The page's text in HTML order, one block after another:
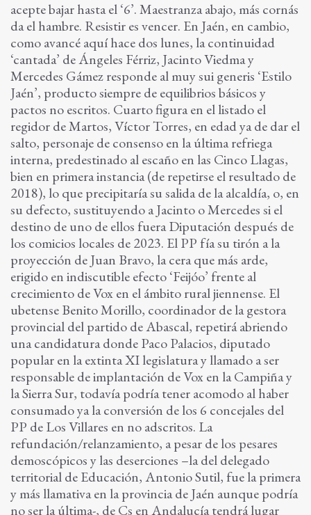
acepte bajar hasta el ‘6’. Maestranza abajo, más cornás
da el hambre. Resistir es vencer. En Jaén, en cambio,
como avancé aquí hace dos lunes, la continuidad
‘cantada’ de Ángeles Férriz, Jacinto Viedma y
Mercedes Gámez responde al muy sui generis ‘Estilo
Jaén’, producto siempre de equilibrios básicos y
pactos no escritos. Cuarto figura en el listado el
regidor de Martos, Víctor Torres, en edad ya de dar el
salto, personaje de consenso en la última refriega
interna, predestinado al escaño en las Cinco Llagas,
bien en primera instancia (de repetirse el resultado de
2018), lo que precipitaría su salida de la alcaldía, o, en
su defecto, sustituyendo a Jacinto o Mercedes si el
destino de uno de ellos fuera Diputación después de
los comicios locales de 2023. El PP fía su tirón a la
proyección de Juan Bravo, la cera que más arde,
erigido en indiscutible efecto ‘Feijóo’ frente al
crecimiento de Vox en el ámbito rural jiennense. El
ubetense Benito Morillo, coordinador de la gestora
provincial del partido de Abascal, repetirá abriendo
una candidatura donde Paco Palacios, diputado
popular en la extinta XI legislatura y llamado a ser
responsable de implantación de Vox en la Campiña y
la Sierra Sur, todavía podría tener acomodo al haber
consumado ya la conversión de los 6 concejales del
PP de Los Villares en no adscritos. La
refundación/relanzamiento, a pesar de los pesares
demoscópicos y las deserciones –la del delegado
territorial de Educación, Antonio Sutil, fue la primera
y más llamativa en la provincia de Jaén aunque podría
no ser la última-, de Cs en Andalucía tendrá lugar